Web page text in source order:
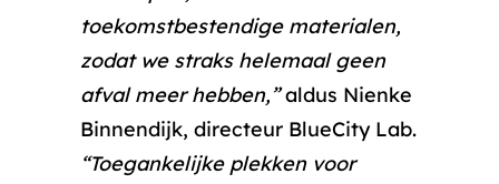
toekomstbestendige materialen,
zodat we straks helemaal geen
afval meer hebben,”aldus Nienke
Binnendijk, directeur BlueCity Lab.
“Toegankelijke plekken voor